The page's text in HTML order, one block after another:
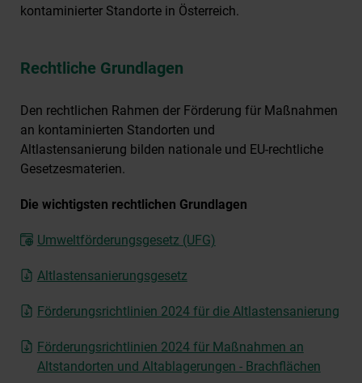
kontaminierter Standorte in Österreich.
Rechtliche Grundlagen
Den rechtlichen Rahmen der Förderung für Maßnahmen
an kontaminierten Standorten und
Altlastensanierung bilden nationale und EU-rechtliche
Gesetzesmaterien.
Die wichtigsten rechtlichen Grundlagen
Umweltförderungsgesetz (UFG)
Altlastensanierungsgesetz
Förderungsrichtlinien 2024 für die Altlastensanierung
Förderungsrichtlinien 2024 für Maßnahmen an
Altstandorten und Altablagerungen - Brachflächen